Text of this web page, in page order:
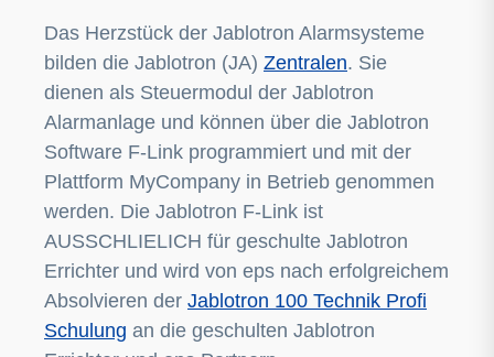
Das Herzstück der Jablotron Alarmsysteme
bilden die Jablotron (JA) Zentralen. Sie
dienen als Steuermodul der Jablotron
Alarmanlage und können über die Jablotron
Software F-Link programmiert und mit der
Plattform MyCompany in Betrieb genommen
werden. Die Jablotron F-Link ist
AUSSCHLIELICH für geschulte Jablotron
Errichter und wird von eps nach erfolgreichem
Absolvieren der Jablotron 100 Technik Profi
Schulung an die geschulten Jablotron